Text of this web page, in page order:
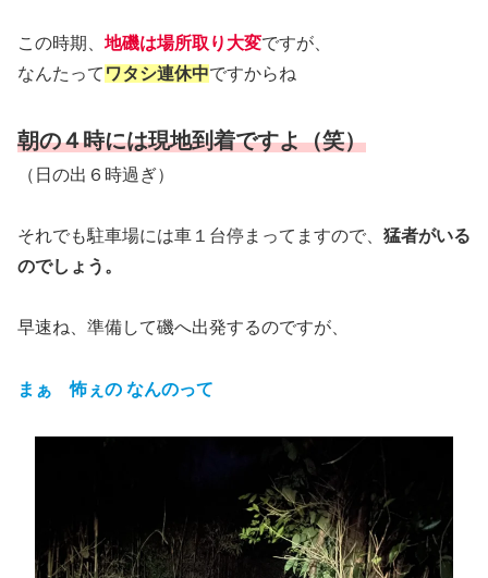
この時期、 地磯は場所取り大変ですが、
なんたって ワタシ連休中ですからね
朝の４時には現地到着ですよ（笑）
（日の出６時過ぎ）
それでも駐車場には車１台停まってますので、 猛者がいる
のでしょう。
早速ね、準備して磯へ出発するのですが、
まぁ 怖ぇの なんのって